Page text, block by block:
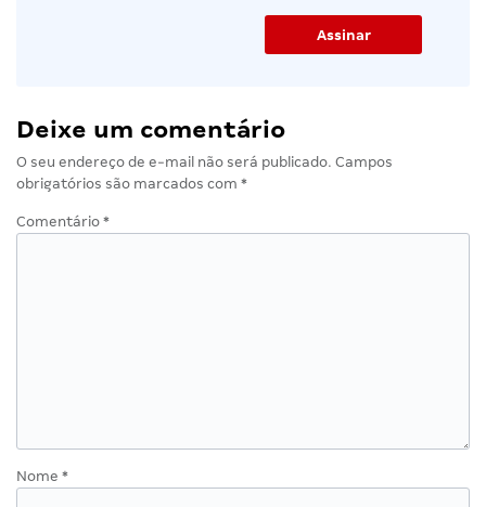
Deixe um comentário
O seu endereço de e-mail não será publicado. Campos
obrigatórios são marcados com *
Comentário *
Nome *